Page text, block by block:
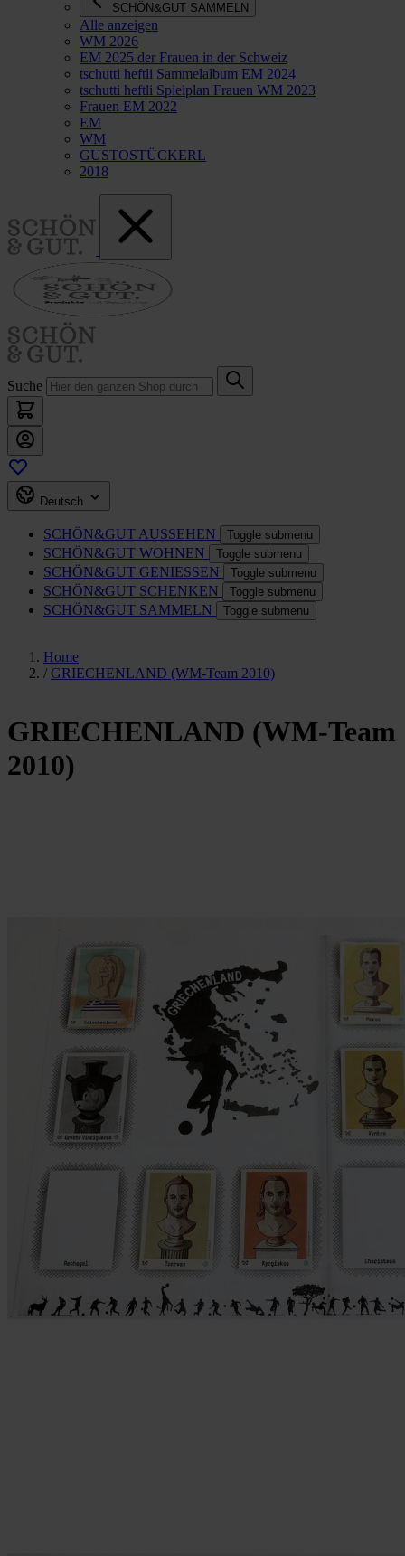
SCHÖN&GUT SAMMELN
Alle anzeigen
WM 2026
EM 2025 der Frauen in der Schweiz
tschutti heftli Sammelalbum EM 2024
tschutti heftli Spielplan Frauen WM 2023
Frauen EM 2022
EM
WM
GUSTOSTÜCKERL
2018
Suche
Deutsch
SCHÖN&GUT AUSSEHEN Toggle submenu
SCHÖN&GUT WOHNEN Toggle submenu
SCHÖN&GUT GENIESSEN Toggle submenu
SCHÖN&GUT SCHENKEN Toggle submenu
SCHÖN&GUT SAMMELN Toggle submenu
Home
/ GRIECHENLAND (WM-Team 2010)
GRIECHENLAND (WM-Team
2010)